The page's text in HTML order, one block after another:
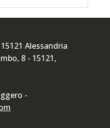
Alessandria
8 - 15121,
-